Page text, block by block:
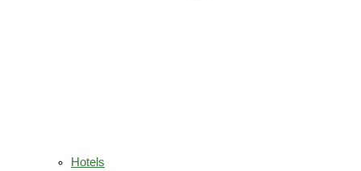
Hotels